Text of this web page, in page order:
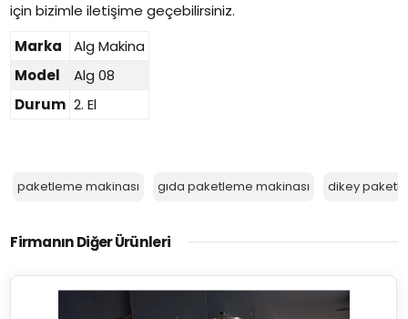
için bizimle iletişime geçebilirsiniz.
Marka
Alg Makina
Model
Alg 08
Durum 2. El
paketleme makinası gıda paketleme makinası dikey
Firmanın Diğer Ürünleri